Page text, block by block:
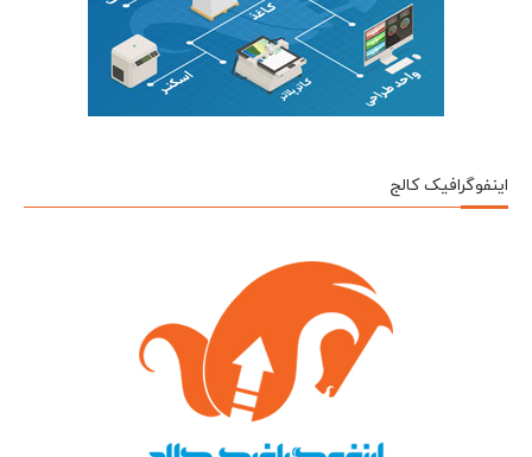
اینفوگرافیک کالج